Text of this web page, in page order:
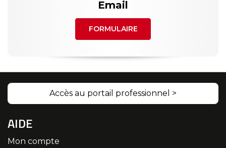
Email
FORMULAIRE
Accès au portail professionnel >
AIDE
Mon compte